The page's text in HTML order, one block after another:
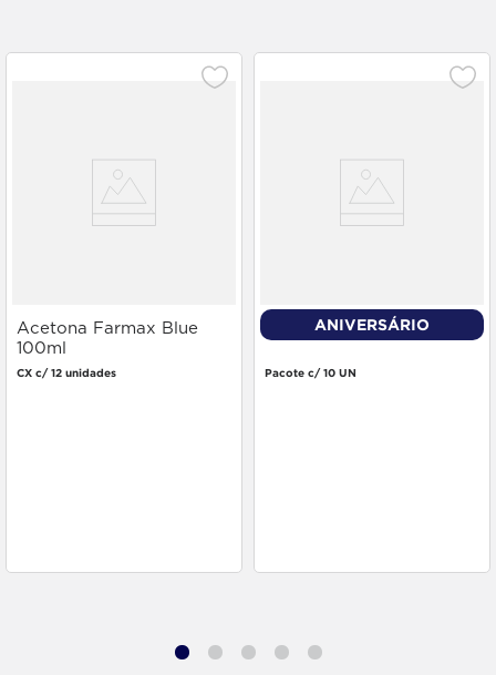
Acetona Farmax Blue
100ml
CX c/ 12 unidades
ANIVERSÁRIO
Algodão Apolo Bola 100g
Pacote c/ 10 UN